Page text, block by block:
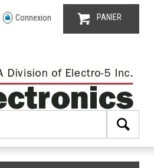
Connexion PANIER